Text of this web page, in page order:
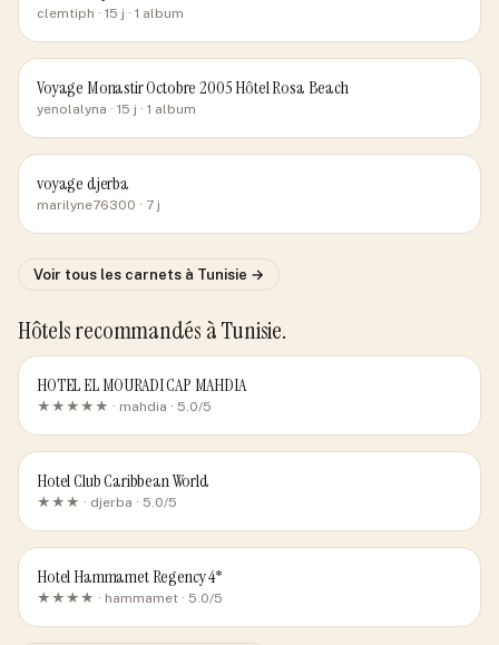
clemtiph · 15 j · 1 album
Voyage Monastir Octobre 2005 Hôtel Rosa Beach
yenolalyna · 15 j · 1 album
voyage djerba
marilyne76300 · 7 j
Voir tous les carnets à Tunisie →
Hôtels recommandés à Tunisie.
HOTEL EL MOURADI CAP MAHDIA
★★★★★ · mahdia · 5.0/5
Hotel Club Caribbean World
★★★ · djerba · 5.0/5
Hotel Hammamet Regency 4*
★★★★ · hammamet · 5.0/5